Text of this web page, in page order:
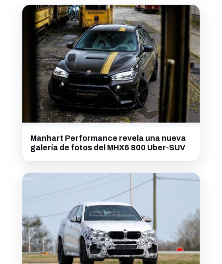
Manhart Performance revela una nueva
galería de fotos del MHX6 800 Uber-SUV